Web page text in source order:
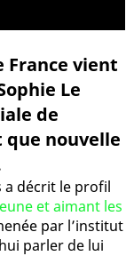
France vient
Le
de
que nouvelle
a décrit le profil
et aimant les
par l’institut
parler de lui